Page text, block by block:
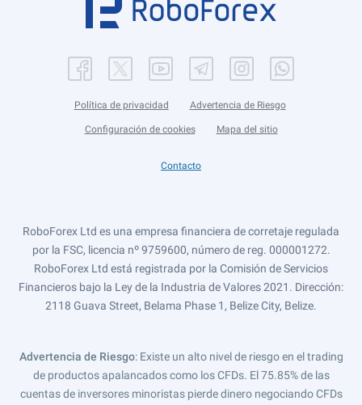
Política de privacidad Advertencia de Riesgo
Configuración de cookies Mapa del sitio
Contacto
RoboForex Ltd es una empresa financiera de corretaje regulada
por la FSC, licencia nº 9759600, número de reg. 000001272.
RoboForex Ltd está registrada por la Comisión de Servicios
Financieros bajo la Ley de la Industria de Valores 2021. Dirección:
2118 Guava Street, Belama Phase 1, Belize City, Belize.
Advertencia de Riesgo: Existe un alto nivel de riesgo en el trading
de productos apalancados como los CFDs. El 75.85% de las
cuentas de inversores minoristas pierde dinero negociando CFDs